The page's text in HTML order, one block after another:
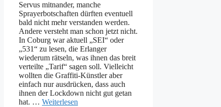
Servus mitnander, manche
Sprayerbotschaften dürften eventuell
bald nicht mehr verstanden werden.
Andere versteht man schon jetzt nicht.
In Coburg war aktuell „SEI“ oder
„531“ zu lesen, die Erlanger
wiederum rätseln, was ihnen das breit
verteilte „Tarif“ sagen soll. Vielleicht
wollten die Graffiti-Künstler aber
einfach nur ausdrücken, dass auch
ihnen der Lockdown nicht gut getan
hat. … Weiterlesen